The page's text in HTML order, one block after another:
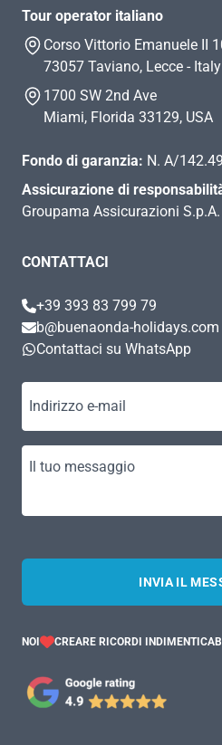
Tour operator italiano
Corso Vittorio Emanuele II
73057 Taviano, Lecce - Italy
1700 SW 2nd Ave
Miami, Florida 33129, USA
Fondo di garanzia: N. A/
Assicurazione di
Groupama Assicurazioni S.p.A.
CONTATTACI
+39 393 83 799 79
b@buenaonda-holidays.com
Contattaci su WhatsApp
Indirizzo e-mail
Il tuo messaggio
INVIA IL
NOI CREARE RICORDI